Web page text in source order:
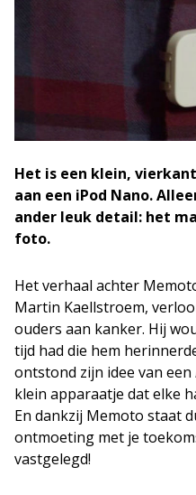
Het is een klein,
aan een iPod Nano.
ander leuk detail: het
foto.
Het verhaal achter
Martin Kaellstroem,
ouders aan kanker. Hij
tijd had die hem
ontstond zijn idee van een
klein apparaatje dat elke
En dankzij Memoto staat
ontmoeting met je
vastgelegd!